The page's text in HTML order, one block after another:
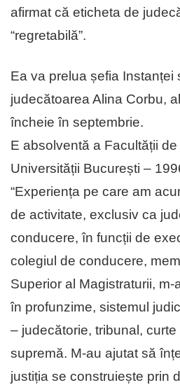
afirmat că eticheta de
“regretabilă”.
Ea va prelua șefia Instanței
judecătoarea Alina Corbu,
încheie în septembrie.
E absolventă a Facultății
Universității București –
“Experiența pe care am
de activitate, exclusiv ca
conducere, în funcții de
colegiul de conducere,
Superior al Magistraturii,
în profunzime, sistemul
– judecătorie, tribunal,
supremă. M-au ajutat să
justiția se construiește prin